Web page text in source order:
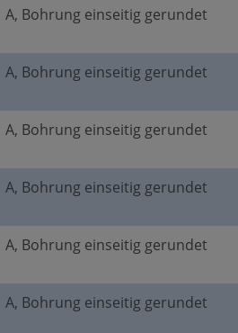
A, Bohrung einseitig gerundet
A, Bohrung einseitig gerundet
A, Bohrung einseitig gerundet
A, Bohrung einseitig gerundet
A, Bohrung einseitig gerundet
A, Bohrung einseitig gerundet